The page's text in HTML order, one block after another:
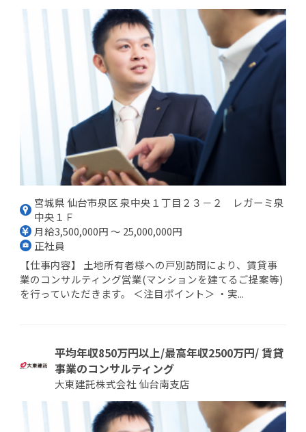
宮城県 仙台市泉区 泉中央１丁目２３－２ レガーミ泉
中央１Ｆ
月給3,500,000円 ～ 25,000,000円
正社員
【仕事内容】 土地所有者様への戸別訪問により、賃貸事
業のコンサルティング営業(マンションを建てるご提案等)
を行っていただきます。 ＜注目ポイント＞ ・実...
平均年収850万円以上/最高年収2500万円/ 賃貸
事業のコンサルティング
大東建託株式会社 仙台南支店